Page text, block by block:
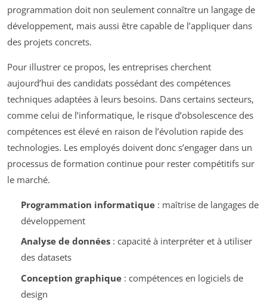
programmation doit non seulement connaître un langage de
développement, mais aussi être capable de l’appliquer dans
des projets concrets.
Pour illustrer ce propos, les entreprises cherchent
aujourd’hui des candidats possédant des compétences
techniques adaptées à leurs besoins. Dans certains secteurs,
comme celui de l’informatique, le risque d’obsolescence des
compétences est élevé en raison de l’évolution rapide des
technologies. Les employés doivent donc s’engager dans un
processus de formation continue pour rester compétitifs sur
le marché.
Programmation informatique: maîtrise de langages de
développement
Analyse de données: capacité à interpréter et à utiliser
des datasets
Conception graphique: compétences en logiciels de
design